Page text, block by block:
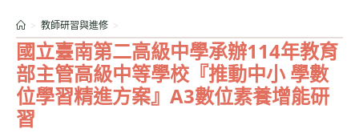
國立臺南第二高級中學承辦114年教育
部主管高級中等學校『推動中小 學數
位學習精進方案』A3數位素養增能研
習
> 教師研習與進修 >